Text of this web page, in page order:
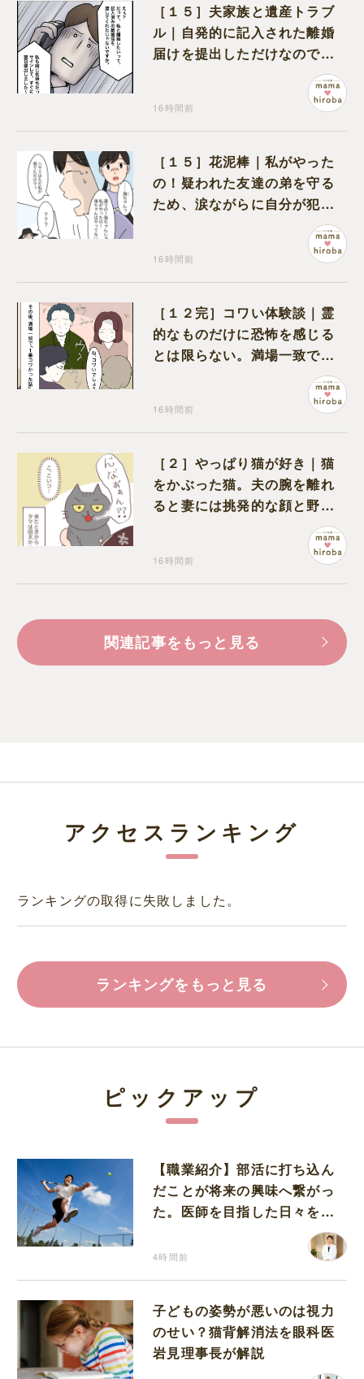
［１５］夫家族と遺産トラブ
ル｜自発的に記入された離婚
届けを提出しただけなので、
16時間前
［１５］花泥棒｜私がやった
の！疑われた友達の弟を守る
ため、涙ながらに自分が犯人
16時間前
［１２完］コワい体験談｜霊
的なものだけに恐怖を感じる
とは限らない。満場一致でコ
ワいと認定された意外な体験
16時間前
［２］やっぱり猫が好き｜猫
をかぶった猫。夫の腕を離れ
ると妻には挑発的な顔と野太
16時間前
関連記事をもっと見る
アクセスランキング
ランキングの取得に失敗しました。
ランキングをもっと見る
ピックアップ
【職業紹介】部活に打ち込ん
だことが将来の興味へ繋がっ
た。医師を目指した日々を振
4時間前
子どもの姿勢が悪いのは視力
のせい？猫背解消法を眼科医
岩見理事長が解説